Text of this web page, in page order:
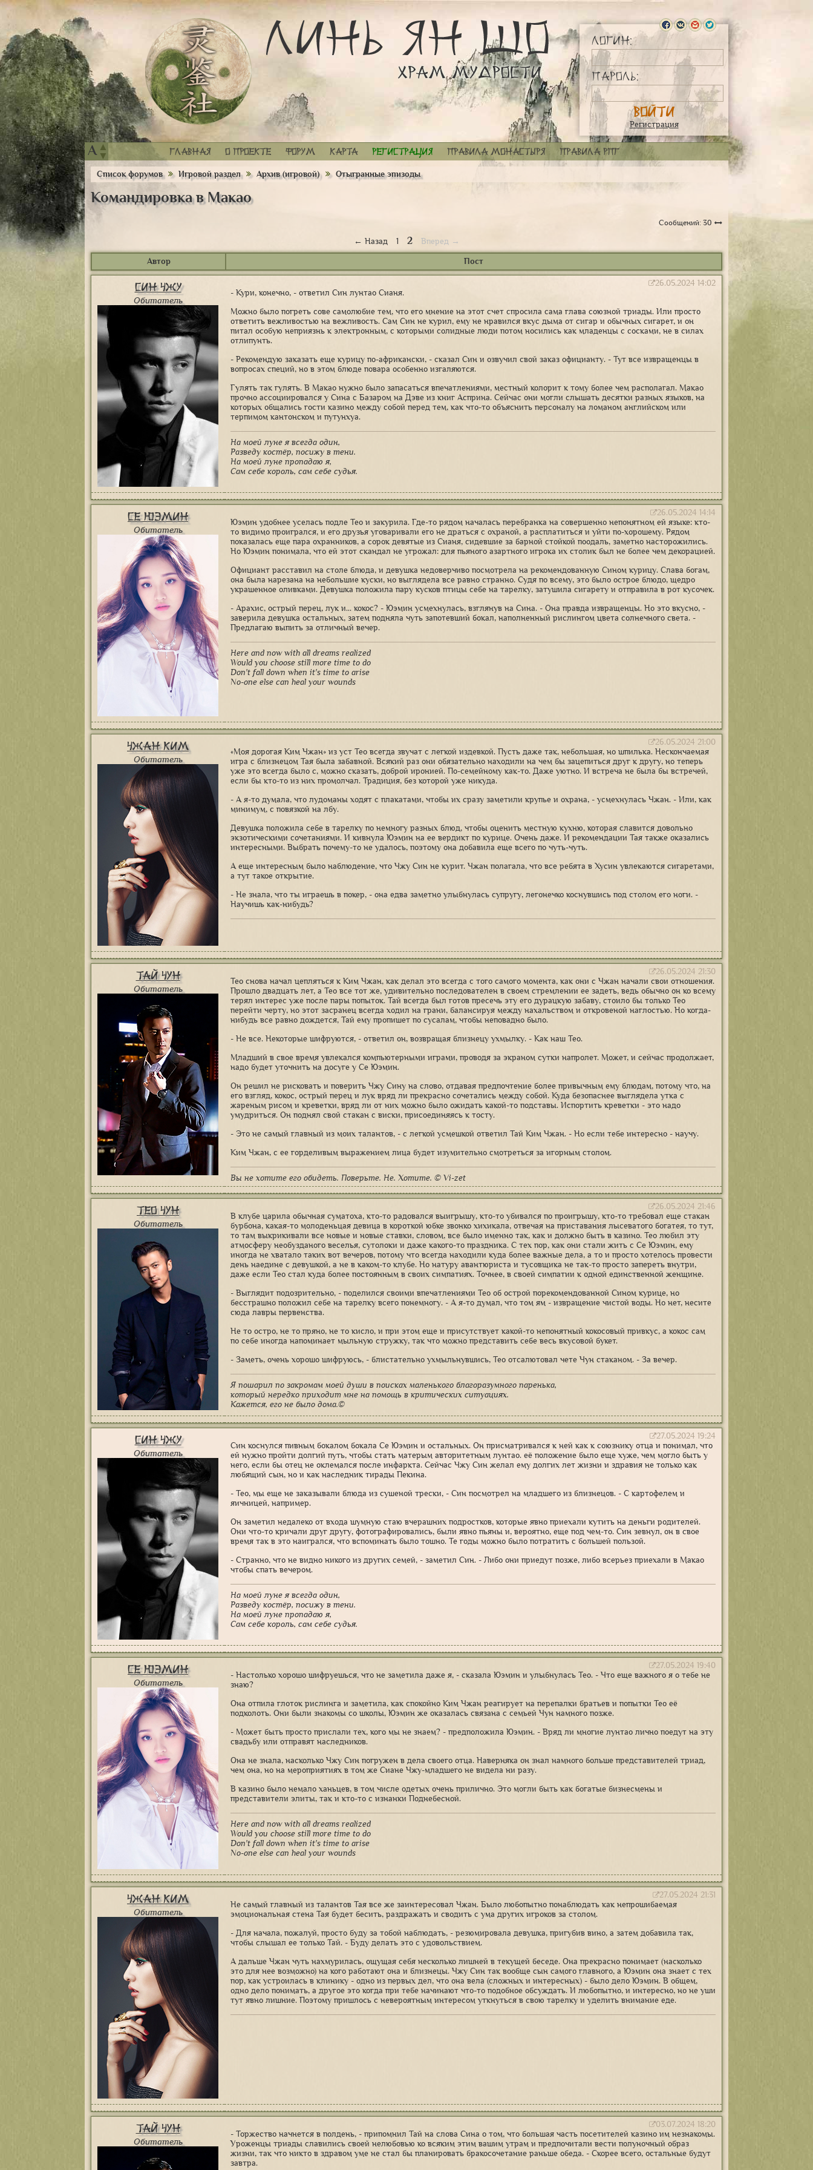
Логин:
Пароль:
Регистрация
A ▲
▼ Главная О проекте Форум Карта Регистрация Правила монастыря Правила РПГ
Список форумов Игровой раздел Архив (игровой) Отыгранные эпизоды
Командировка в Макао
Сообщений: 30
← Назад 1 2 Вперед →
Автор Пост
Син Чжу
Обитатель
26.05.2024 14:02
- Кури, конечно, - ответил Син лунтао Сианя.
Можно было погреть сове самолюбие тем, что его мнение на этот счет спросила сама глава союзной триады. Или просто
ответить вежливостью на вежливость. Сам Син не курил, ему не нравился вкус дыма от сигар и обычных сигарет, и он
питал особую неприязнь к электронным, с которыми солидные люди потом носились как младенцы с сосками, не в силах
отлипунть.
- Рекомендую заказать еще курицу по-африкански, - сказал Син и озвучил свой заказ официанту. - Тут все извращенцы в
вопросах специй, но в этом блюде повара особенно изгаляются.
Гулять так гулять. В Макао нужно было запасаться впечатлениями, местный колорит к тому более чем располагал. Макао
прочно ассоциировался у Сина с Базаром на Дэве из книг Асприна. Сейчас они могли слышать десятки разных языков, на
которых общались гости казино между собой перед тем, как что-то объяснить персоналу на ломаном английском или
терпимом кантонском и путунхуа.
На моей луне я всегда один,
Разведу костёр, посижу в тени.
На моей луне пропадаю я,
Сам себе король, сам себе судья.
Се Юэмин
Обитатель
26.05.2024 14:14
Юэмин удобнее уселась подле Тео и закурила. Где-то рядом началась перебранка на совершенно непонятном ей языке: кто-
то видимо проигрался, и его друзья уговаривали его не драться с охраной, а расплатиться и уйти по-хорошему. Рядом
показалась еще пара охранников, а сорок девятые из Сианя, сидевшие за барной стойкой поодаль, заметно насторожились.
Но Юэмин понимала, что ей этот скандал не угрожал: для пьяного азартного игрока их столик был не более чем декорацией.
Официант расставил на столе блюда, и девушка недоверчиво посмотрела на рекомендованную Сином курицу. Слава богам,
она была нарезана на небольшие куски, но выглядела все равно странно. Судя по всему, это было острое блюдо, щедро
украшенное оливками. Девушка положила пару кусков птицы себе на тарелку, затушила сигарету и отправила в рот кусочек.
- Арахис, острый перец, лук и... кокос? - Юэмин усмехнулась, взглянув на Сина. - Она правда извращенцы. Но это вкусно, -
заверила девушка остальных, затем подняла чуть запотевший бокал, наполненный рислингом цвета солнечного света. -
Предлагаю выпить за отличный вечер.
Here and now with all dreams realized
Would you choose still more time to do
Don't fall down when it's time to arise
No-one else can heal your wounds
Чжан Ким
Обитатель
26.05.2024 21:00
«Моя дорогая Ким Чжан» из уст Тео всегда звучат с легкой издевкой. Пусть даже так, небольшая, но шпилька. Нескончаемая
игра с близнецом Тая была забавной. Всякий раз они обязательно находили на чем бы зацепиться друг к другу, но теперь
уже это всегда было с, можно сказать, доброй иронией. По-семейному как-то. Даже уютно. И встреча не была бы встречей,
если бы кто-то из них промолчал. Традиция, без которой уже никуда.
- А я-то думала, что лудоманы ходят с плакатами, чтобы их сразу заметили крупье и охрана, - усмехнулась Чжан. - Или, как
минимум, с повязкой на лбу.
Девушка положила себе в тарелку по немногу разных блюд, чтобы оценить местную кухню, которая славится довольно
экзотическими сочетаниями. И кивнула Юэмин на ее вердикт по курице. Очень даже. И рекомендации Тая также оказались
интересными. Выбрать почему-то не удалось, поэтому она добавила еще всего по чуть-чуть.
А еще интересным было наблюдение, что Чжу Син не курит. Чжан полагала, что все ребята в Хусин увлекаются сигаретами,
а тут такое открытие.
- Не знала, что ты играешь в покер, - она едва заметно улыбнулась супругу, легонечко коснувшись под столом его ноги. -
Научишь как-нибудь?
Тай Чун
Обитатель
26.05.2024 21:30
Тео снова начал цепляться к Ким Чжан, как делал это всегда с того самого момента, как они с Чжан начали свои отношения.
Прошло двадцать лет, а Тео все тот же, удивительно последователен в своем стремлении ее задеть, ведь обычно он ко всему
терял интерес уже после пары попыток. Тай всегда был готов пресечь эту его дурацкую забаву, стоило бы только Тео
перейти черту, но этот засранец всегда ходил на грани, балансируя между нахальством и откровеной наглостью. Но когда-
нибудь все равно дождется, Тай ему пропишет по сусалам, чтобы неповадно было.
- Не все. Некоторые шифруются, - ответил он, возвращая близнецу ухмылку. - Как наш Тео.
Младший в свое время увлекался компьютерными играми, проводя за экраном сутки напролет. Может, и сейчас продолжает,
надо будет уточнить на досуге у Се Юэмин.
Он решил не рисковать и поверить Чжу Сину на слово, отдавая предпочтение более привычным ему блюдам, потому что, на
его взгляд, кокос, острый перец и лук вряд ли прекрасно сочетались между собой. Куда безопаснее выглядела утка с
жареным рисом и креветки, вряд ли от них можно было ожидать какой-то подставы. Испортить креветки - это надо
умудриться. Он поднял свой стакан с виски, присоединяясь к тосту.
- Это не самый главный из моих талантов, - с легкой усмешкой ответил Тай Ким Чжан. - Но если тебе интересно - научу.
Ким Чжан, с ее горделивым выражением лица будет изумительно смотреться за игорным столом.
Вы не хотите его обидеть. Поверьте. Не. Хотите. © Vi-zet
Тео Чун
Обитатель
26.05.2024 21:46
В клубе царила обычная суматоха, кто-то радовался выигрышу, кто-то убивался по проигрышу, кто-то требовал еще стакан
бурбона, какая-то молоденьцая девица в короткой юбке звонко хихикала, отвечая на приставания лысеватого богатея, то тут,
то там выкрикивали все новые и новые ставки, словом, все было именно так, как и должно быть в казино. Тео любил эту
атмосферу необузданого веселья, сутолоки и даже какого-то праздника. С тех пор, как они стали жить с Се Юэмин, ему
иногда не хватало таких вот вечеров, потому что всегда находили куда более важные дела, а то и просто хотелось провести
день наедине с девушкой, а не в каком-то клубе. Но натуру авантюриста и тусовщика не так-то просто запереть внутри,
даже если Тео стал куда более постоянным в своих симпатиях. Точнее, в своей симпатии к одной единственной женщине.
- Выглядит подозрительно, - поделился своими впечатлениями Тео об острой порекомендованной Сином курице, но
бесстрашно положил себе на тарелку всего понемногу. - А я-то думал, что том ям - извращение чистой воды. Но нет, несите
сюда лавры первенства.
Не то остро, не то пряно, не то кисло, и при этом еще и присутствует какой-то непонятный кокосовый привкус, а кокос сам
по себе иногда напоминает мыльную стружку, так что можно представить себе весь вкусовой букет.
- Заметь, очень хорошо шифруюсь, - блистательно ухмыльнувшись, Тео отсалютовал чете Чун стаканом. - За вечер.
Я пошарил по закромам моей души в поисках маленького благоразумного паренька,
который нередко приходит мне на помощь в критических ситуациях.
Кажется, его не было дома.©
Син Чжу
Обитатель
27.05.2024 19:24
Син коснулся пивным бокалом бокала Се Юэмин и остальных. Он присматривался к ней как к союзнику отца и понимал, что
ей нужно пройти долгий путь, чтобы стать матерым авторитетным лунтао. её положение было еще хуже, чем могло быть у
него, если бы отец не оклемался после инфаркта. Сейчас Чжу Син желал ему долгих лет жизни и здравия не только как
любящий сын, но и как наследник тирады Пекина.
- Тео, мы еще не заказывали блюда из сушеной трески, - Син посмотрел на младшего из близнецов. - С картофелем и
яичницей, например.
Он заметил недалеко от входа шумную стаю вчерашних подростков, которые явно приехали кутить на деньги родителей.
Они что-то кричали друг другу, фотографировались, были явно пьяны и, вероятно, еще под чем-то. Син зевнул, он в свое
время так в это наигрался, что вспоминать было тошно. Те годы можно было потратить с большей пользой.
- Странно, что не видно никого из других семей, - заметил Син. - Либо они приедут позже, либо всерьез приехали в Макао
чтобы спать вечером.
На моей луне я всегда один,
Разведу костёр, посижу в тени.
На моей луне пропадаю я,
Сам себе король, сам себе судья.
Се Юэмин
Обитатель
27.05.2024 19:40
- Настолько хорошо шифруешься, что не заметила даже я, - сказала Юэмин и улыбнулась Тео. - Что еще важного я о тебе не
знаю?
Она отпила глоток рислинга и заметила, как спокойно Ким Чжан реагирует на перепалки братьев и попытки Тео её
подколоть. Они были знакомы со школы, Юэмин же оказалась связана с семьей Чун намного позже.
- Может быть просто прислали тех, кого мы не знаем? - предположила Юэмин. - Вряд ли многие лунтао лично поедут на эту
свадьбу или отправят наследников.
Она не знала, насколько Чжу Син погружен в дела своего отца. Наверняка он знал намного больше представителей триад,
чем она, но на мероприятиях в том же Сиане Чжу-младшего не видела ни разу.
В казино было немало ханьцев, в том числе одетых очень прилично. Это могли быть как богатые бизнесмены и
представители элиты, так и кто-то с изнанки Поднебесной.
Here and now with all dreams realized
Would you choose still more time to do
Don't fall down when it's time to arise
No-one else can heal your wounds
Чжан Ким
Обитатель
27.05.2024 21:31
Не самый главный из талантов Тая все же заинтересовал Чжан. Было любопытно понаблюдать как непрошибаемая
эмоциональная стена Тая будет бесить, раздражать и сводить с ума других игроков за столом.
- Для начала, пожалуй, просто буду за тобой наблюдать, - резюмировала девушка, пригубив вино, а затем добавила так,
чтобы слышал ее только Тай. - Буду делать это с удовольствием.
А дальше Чжан чуть нахмурилась, ощущая себя несколько лишней в текущей беседе. Она прекрасно понимает (насколько
это для нее возможно) на кого работают она и близнецы. Чжу Син так вообще сын самого главного, а Юэмин она знает с тех
пор, как устроилась в клинику - одно из первых дел, что она вела (сложных и интересных) - было дело Юэмин. В общем,
одно дело понимать, а другое это когда при тебе начинают что-то подобное обсуждать. И любопытно, и интересно, но не уши
тут явно лишние. Поэтому пришлось с невероятным интересом уткнуться в свою тарелку и уделить внимание еде.
Тай Чун
Обитатель
03.07.2024 18:20
- Торжество начнется в полдень, - припомнил Тай на слова Сина о том, что большая часть посетителей казино им незнакомы.
Уроженцы триады славились своей нелюбовью ко всяким этим вашим утрам и предпочитали вести полуночный образ
жизни, так что никто в здравом уме не стал бы планировать бракосочетание раньше обеда. - Скорее всего, остальные будут
завтра.